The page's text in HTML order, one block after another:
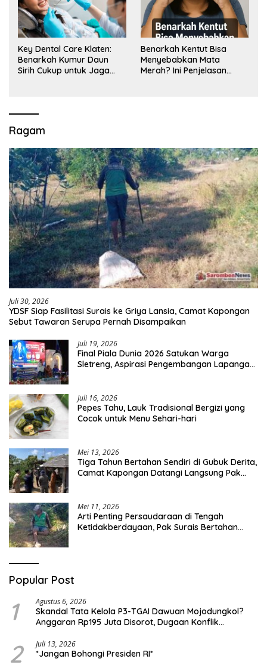
Key Dental Care Klaten:
Benarkah Kumur Daun
Sirih Cukup untuk Jaga
Benarkah Kentut Bisa
Menyebabkan Mata
Merah? Ini Penjelasan
Ragam
Juli 30, 2026
YDSF Siap Fasilitasi Surais ke Griya Lansia, Camat Kapongan
Sebut Tawaran Serupa Pernah Disampaikan
Juli 19, 2026
Final Piala Dunia 2026 Satukan Warga
Sletreng, Aspirasi Pengembangan Lapangan
Juli 16, 2026
Pepes Tahu, Lauk Tradisional Bergizi yang
Cocok untuk Menu Sehari-hari
Mei 13, 2026
Tiga Tahun Bertahan Sendiri di Gubuk Derita,
Camat Kapongan Datangi Langsung Pak
Mei 11, 2026
Arti Penting Persaudaraan di Tengah
Ketidakberdayaan, Pak Surais Bertahan
Popular Post
1 Agustus 6, 2026
Skandal Tata Kelola P3-TGAI Dawuan Mojodungkol?
Anggaran Rp195 Juta Disorot, Dugaan Konflik
2 Juli 13, 2026
*Jangan Bohongi Presiden RI*